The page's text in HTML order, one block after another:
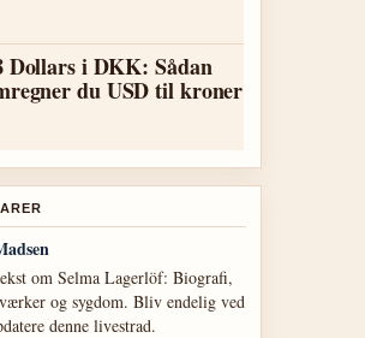
Dollars i DKK: Sådan
du USD til kroner
af Zahn McClarnon: Biografi,
privatliv virker solid og nem at